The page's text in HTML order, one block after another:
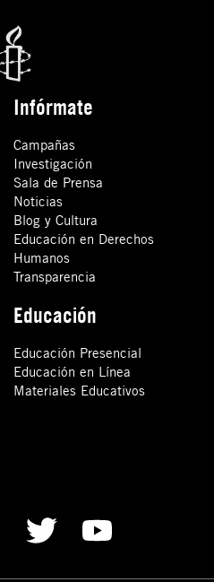
Infórmate
Campañas
Investigación
Sala de Prensa
Noticias
Blog y Cultura
Educación en Derechos
Humanos
Transparencia
Educación
Educación Presencial
Educación en Línea
Materiales Educativos